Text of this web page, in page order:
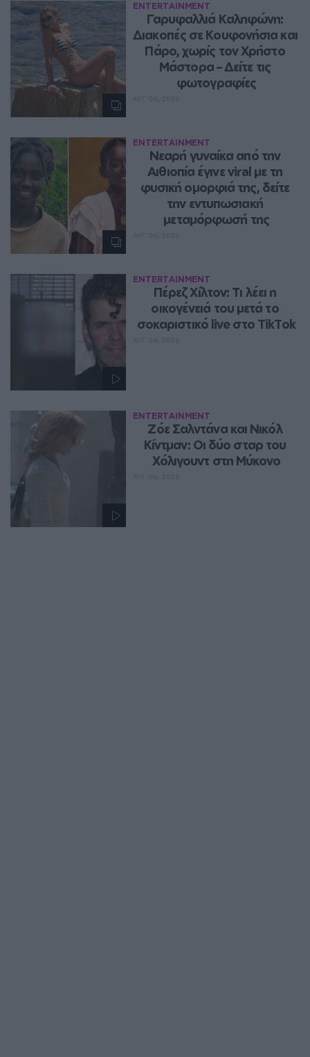
ENTERTAINMENT
Γαρυφαλλιά Καληφώνη:
Διακοπές σε Κουφονήσια και
Πάρο, χωρίς τον Χρήστο
Μάστορα – Δείτε τις
φωτογραφίες
ENTERTAINMENT
Νεαρή γυναίκα από την
Αιθιοπία έγινε viral με τη
φυσική ομορφιά της, δείτε
την εντυπωσιακή
μεταμόρφωσή της
ENTERTAINMENT
Πέρεζ Χίλτον: Τι λέει η
οικογένειά του μετά το
σοκαριστικό live στο TikTok
ENTERTAINMENT
Ζόε Σαλντάνα και Νικόλ
Κίντμαν: Οι δύο σταρ του
Χόλιγουντ στη Μύκονο